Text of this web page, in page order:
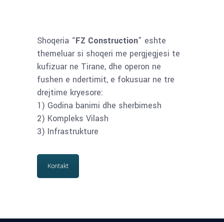
Shoqeria “FZ Construction” eshte
themeluar si shoqeri me pergjegjesi te
kufizuar ne Tirane, dhe operon ne
fushen e ndertimit, e fokusuar ne tre
drejtime kryesore:
1) Godina banimi dhe sherbimesh
2) Kompleks Vilash
3) Infrastrukture
Kontakt